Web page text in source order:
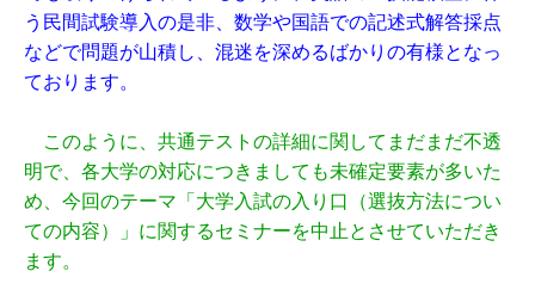
う民間試験導入の是非、数学や国語での記述式解答採点
などで問題が山積し、混迷を深めるばかりの有様となっ
ております。
このように、共通テストの詳細に関してまだまだ不透
明で、各大学の対応につきましても未確定要素が多いた
め、今回のテーマ「大学入試の入り口（選抜方法につい
ての内容）」に関するセミナーを中止とさせていただき
ます。